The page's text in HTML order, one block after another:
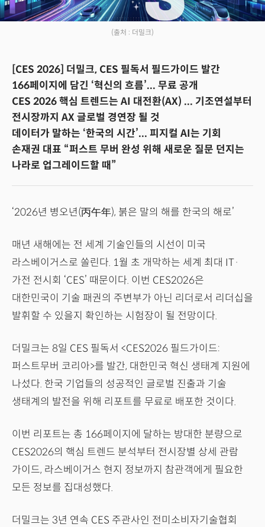
(출처 : 더밀크)
[CES 2026] 더밀크, CES 필독서 필드가이드 발간
166페이지에 담긴 ‘혁신의 흐름’... 무료 공개
CES 2026 핵심 트렌드는 AI 대전환(AX) ... 기조연설부터
전시장까지 AX 글로벌 경연장 될 것
데이터가 말하는 ‘한국의 시간’... 피지컬 AI는 기회
손재권 대표 “퍼스트 무버 완성 위해 새로운 질문 던지는
나라로 업그레이드할 때”
‘2026년 병오년(丙午年), 붉은 말의 해를 한국의 해로’
매년 새해에는 전 세계 기술인들의 시선이 미국
라스베이거스로 쏠린다. 1월 초 개막하는 세계 최대 IT·
가전 전시회 ‘CES’ 때문이다. 이번 CES2026은
대한민국이 기술 패권의 주변부가 아닌 리더로서 리더십을
발휘할 수 있을지 확인하는 시험장이 될 전망이다.
더밀크는 8일 CES 필독서 <CES2026 필드가이드:
퍼스트무버 코리아>를 발간, 대한민국 혁신 생태계 지원에
나섰다. 한국 기업들의 성공적인 글로벌 진출과 기술
생태계의 발전을 위해 리포트를 무료로 배포한 것이다.
이번 리포트는 총 166페이지에 달하는 방대한 분량으로
CES2026의 핵심 트렌드 분석부터 전시장별 상세 관람
가이드, 라스베이거스 현지 정보까지 참관객에게 필요한
모든 정보를 집대성했다.
더밀크는 3년 연속 CES 주관사인 전미소비자기술협회